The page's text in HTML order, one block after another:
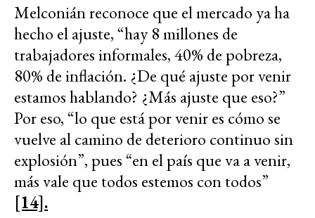
Melconián reconoce que el mercado ya ha
hecho el ajuste, “hay 8 millones de
trabajadores informales, 40% de pobreza,
80% de inflación. ¿De qué ajuste por venir
estamos hablando? ¿Más ajuste que eso?”
Por eso, “lo que está por venir es cómo se
vuelve al camino de deterioro continuo sin
explosión”, pues “en el país que va a venir,
más vale que todos estemos con todos”
[14].